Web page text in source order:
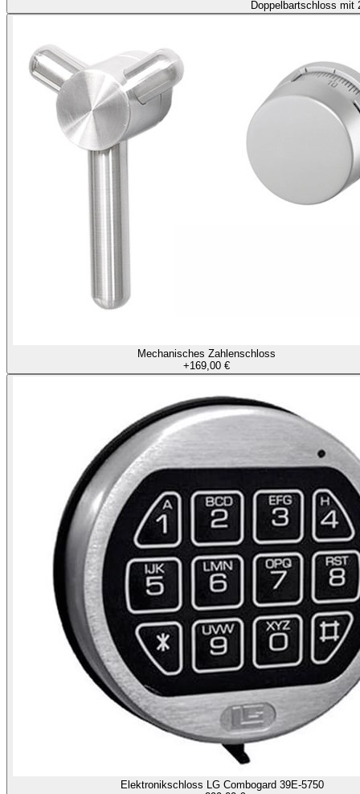
Doppelbartschloss mit
Mechanisches Zahlenschloss
+169,00 €
Elektronikschloss LG Combogard 39E-5750